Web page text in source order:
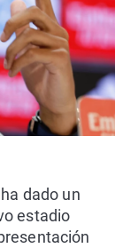
dado un
estadio